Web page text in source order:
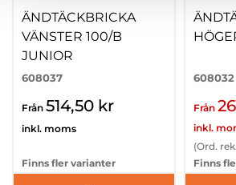
ÄNDTÄCKBRICKA
VÄNSTER 100/B
JUNIOR
608037
Från 514,50 kr
inkl. moms
Finns fler varianter
608032
Från
inkl.
(Ord.
Finns